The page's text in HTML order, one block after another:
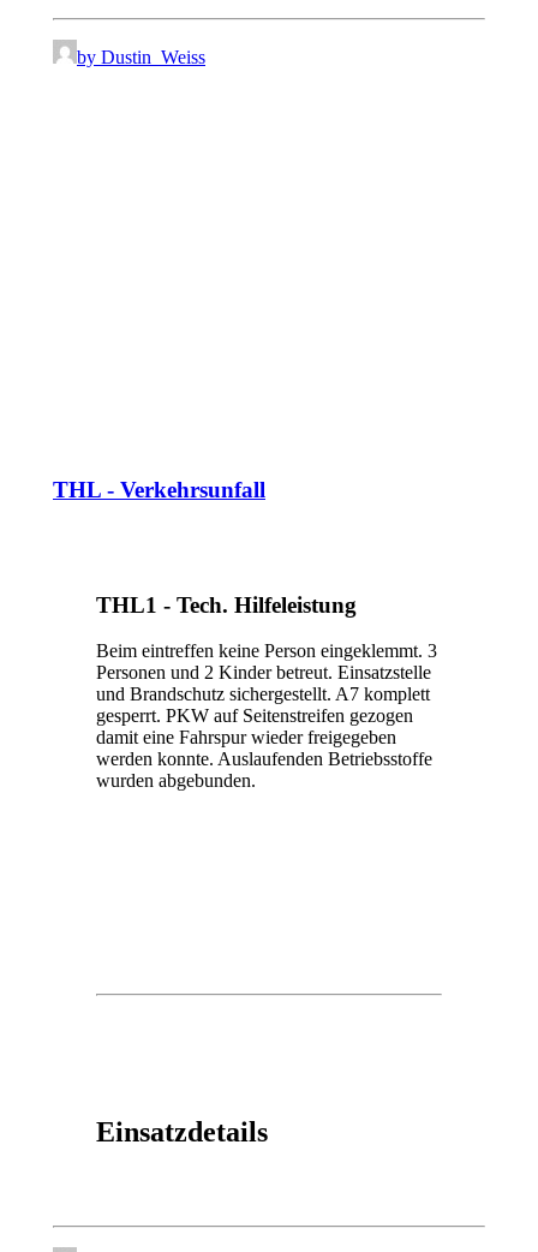
by Dustin_Weiss
THL - Verkehrsunfall
THL1 - Tech. Hilfeleistung
Beim eintreffen keine Person eingeklemmt. 3
Personen und 2 Kinder betreut. Einsatzstelle
und Brandschutz sichergestellt. A7 komplett
gesperrt. PKW auf Seitenstreifen gezogen
damit eine Fahrspur wieder freigegeben
werden konnte. Auslaufenden Betriebsstoffe
wurden abgebunden.
Einsatzdetails